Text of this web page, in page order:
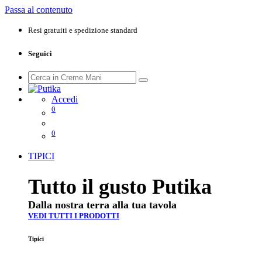
Passa al contenuto
Resi gratuiti e spedizione standard
Seguici
Accedi
0
0
TIPICI
Tutto il gusto Putika
Dalla nostra terra alla tua tavola
VEDI TUTTI I PRODOTTI
Tipici